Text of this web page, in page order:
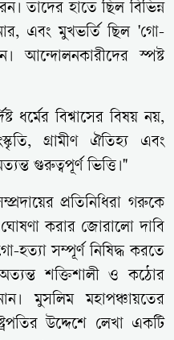
তাদের হাতে ছিল বিভিন্ন
এবং মুখভর্তি ছিল 'গো-
আন্দোলনকারীদের স্পষ্ট
ধর্মের বিশ্বাসের বিষয় নয়,
গ্রামীণ ঐতিহ্য এবং
গুরুত্বপূর্ণ ভিত্তি।"
প্রতিনিধিরা গরুকে
করার জোরালো দাবি
সম্পূর্ণ নিষিদ্ধ করতে
শক্তিশালী ও কঠোর
মুসলিম মহাপঞ্চায়তের
উদ্দেশে লেখা একটি